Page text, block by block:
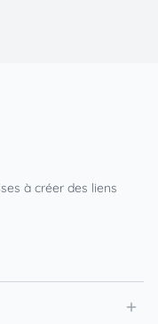
à créer des liens